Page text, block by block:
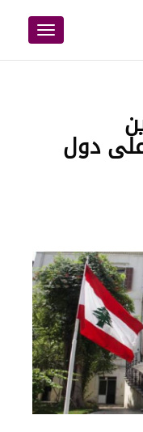
Toggle
navigation
على دول